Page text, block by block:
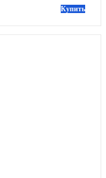
Купить